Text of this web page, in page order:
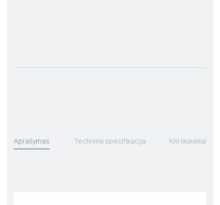
Aprašymas Techninė specifikacija Kiti laukeliai